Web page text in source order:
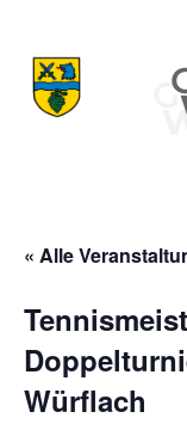
« Alle
Würflach